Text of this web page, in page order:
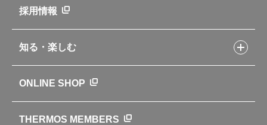
新製品一覧
カタログ
ニュース
世界のサーモス
サーモスの歴史
採用情報
知る・楽しむ
クラブサーモス
WEBマガジン
お弁当にエールを込めて
ONLINE SHOP
THERMOS MEMBERS